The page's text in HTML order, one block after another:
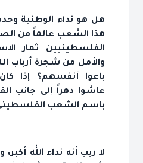
هل هو نداء الوطنية
هذا الشعب عالماً من
الفلسطينيين ثمار
والأمل من شجرة أرباب
باعوا أنفسهم؟ إذا
عاشوا دهراً إلى جانب
باسم الشعب
لا ريب أنه نداء الله